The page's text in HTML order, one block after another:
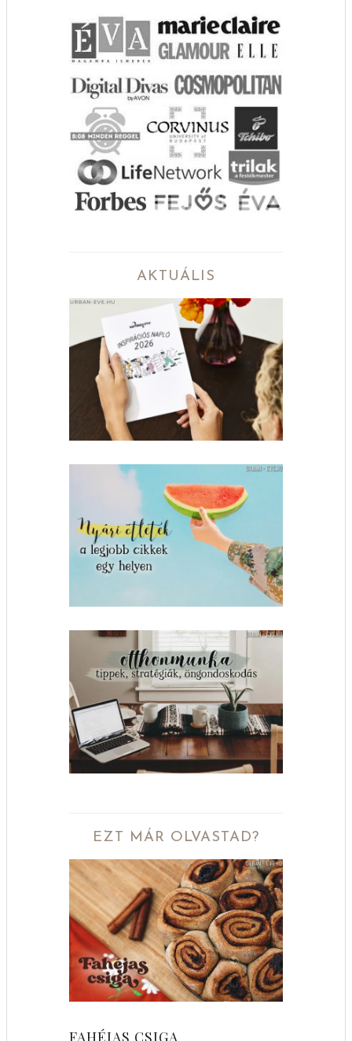
AKTUÁLIS
EZT MÁR OLVASTAD?